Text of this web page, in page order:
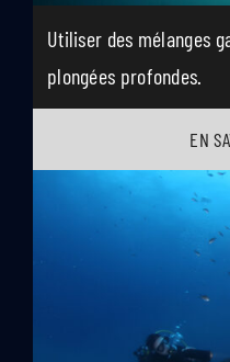
Utiliser des mélanges
plongées profondes.
EN